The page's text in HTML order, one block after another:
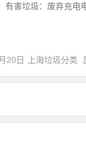
有害垃圾：废弃充电
20日 上海垃圾分类